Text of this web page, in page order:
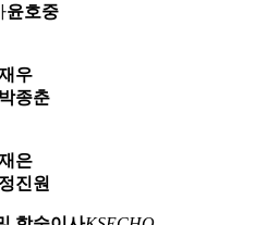
윤호중
우
박종춘
은
정진원